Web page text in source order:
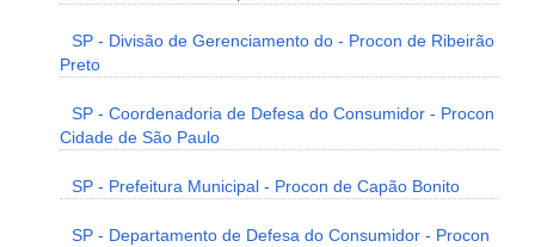
SP - Divisão de Gerenciamento do - Procon de Ribeirão
Preto
SP - Coordenadoria de Defesa do Consumidor - Procon
Cidade de São Paulo
SP - Prefeitura Municipal - Procon de Capão Bonito
SP - Departamento de Defesa do Consumidor - Procon